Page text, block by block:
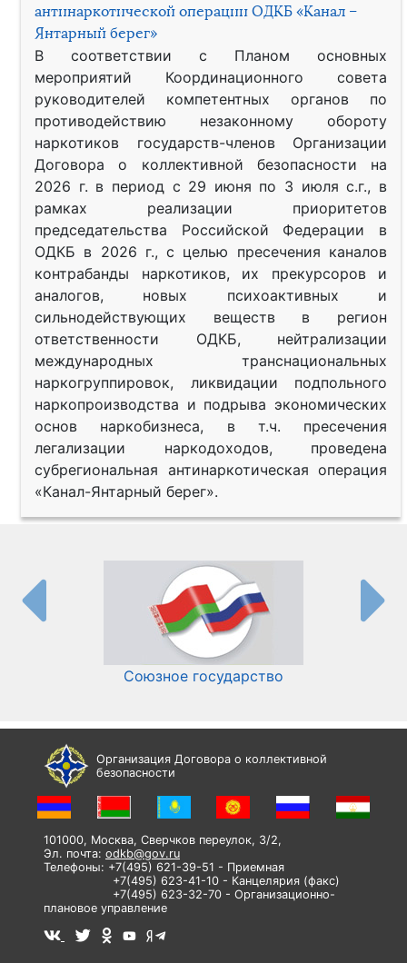
антинаркотической операции ОДКБ «Канал –
Янтарный берег»
В соответствии с Планом основных
мероприятий Координационного совета
руководителей компетентных органов по
противодействию незаконному обороту
наркотиков государств-членов Организации
Договора о коллективной безопасности на
2026 г. в период с 29 июня по 3 июля с.г., в
рамках реализации приоритетов
председательства Российской Федерации в
ОДКБ в 2026 г., с целью пресечения каналов
контрабанды наркотиков, их прекурсоров и
аналогов, новых психоактивных и
сильнодействующих веществ в регион
ответственности ОДКБ, нейтрализации
международных транснациональных
наркогруппировок, ликвидации подпольного
наркопроизводства и подрыва экономических
основ наркобизнеса, в т.ч. пресечения
легализации наркодоходов, проведена
субрегиональная антинаркотическая операция
«Канал-Янтарный берег».
Союзное государство
Организация Договора о коллективной
безопасности
101000, Москва, Сверчков переулок, 3/2,
Эл. почта: odkb@gov.ru
Телефоны: +7(495) 621-39-51 - Приемная
+7(495) 623-41-10 - Канцелярия (факс)
+7(495) 623-32-70 - Организационно-
плановое управление